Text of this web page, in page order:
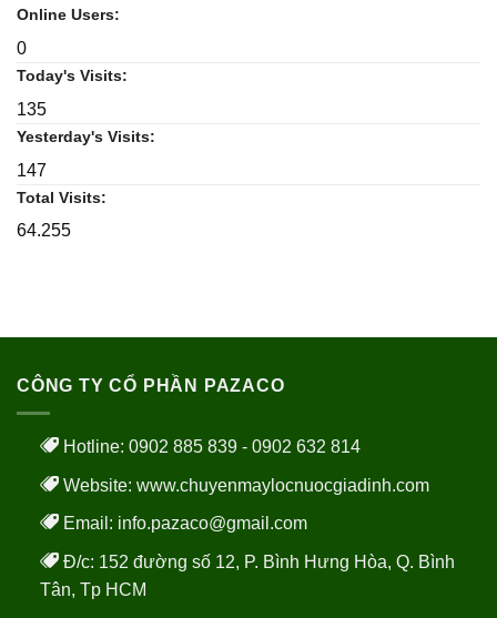
Online Users:
0
Today's Visits:
135
Yesterday's Visits:
147
Total Visits:
64.255
CÔNG TY CỔ PHẦN PAZACO
Hotline: 0902 885 839 - 0902 632 814
Website: www.chuyenmaylocnuocgiadinh.com
Email: info.pazaco@gmail.com
Đ/c: 152 đường số 12, P. Bình Hưng Hòa, Q. Bình
Tân, Tp HCM